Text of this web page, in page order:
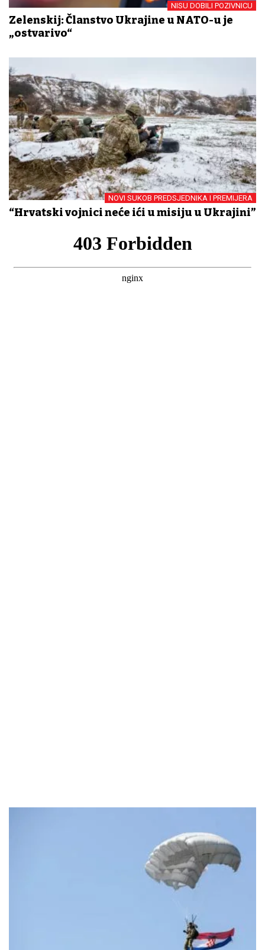
NISU DOBILI POZIVNICU
Zelenskij: Članstvo Ukrajine u NATO-u je
„ostvarivo“
NOVI SUKOB PREDSJEDNIKA I PREMIJERA
“Hrvatski vojnici neće ići u misiju u Ukrajini”